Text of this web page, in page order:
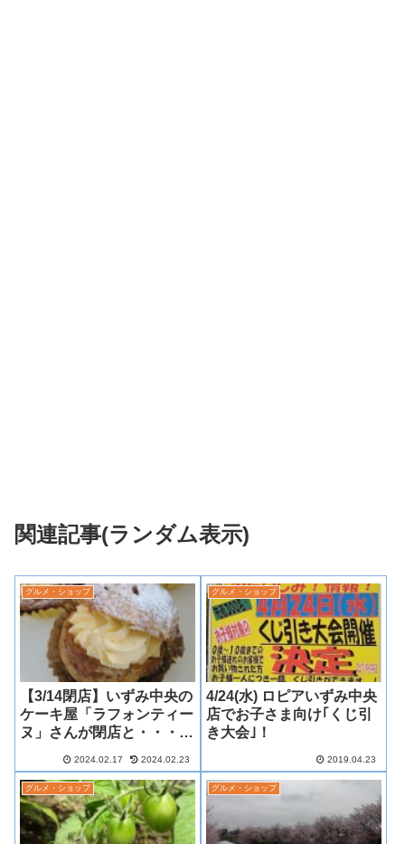
関連記事(ランダム表示)
グルメ・ショップ
【3/14閉店】いずみ中央の
ケーキ屋「ラフォンティー
ヌ」さんが閉店と・・・。
ク追加！これは感動もの
(涙)
2024.02.17 2024.02.23
グルメ・ショップ
4/24(水) ロピアいずみ中央
店でお子さま向け｢くじ引
き大会｣！
2019.04.23
グルメ・ショップ グルメ・ショップ